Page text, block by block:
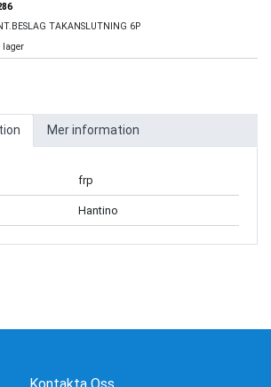
TAKANSLUTNING 6P
Mer information
frp
Hantino